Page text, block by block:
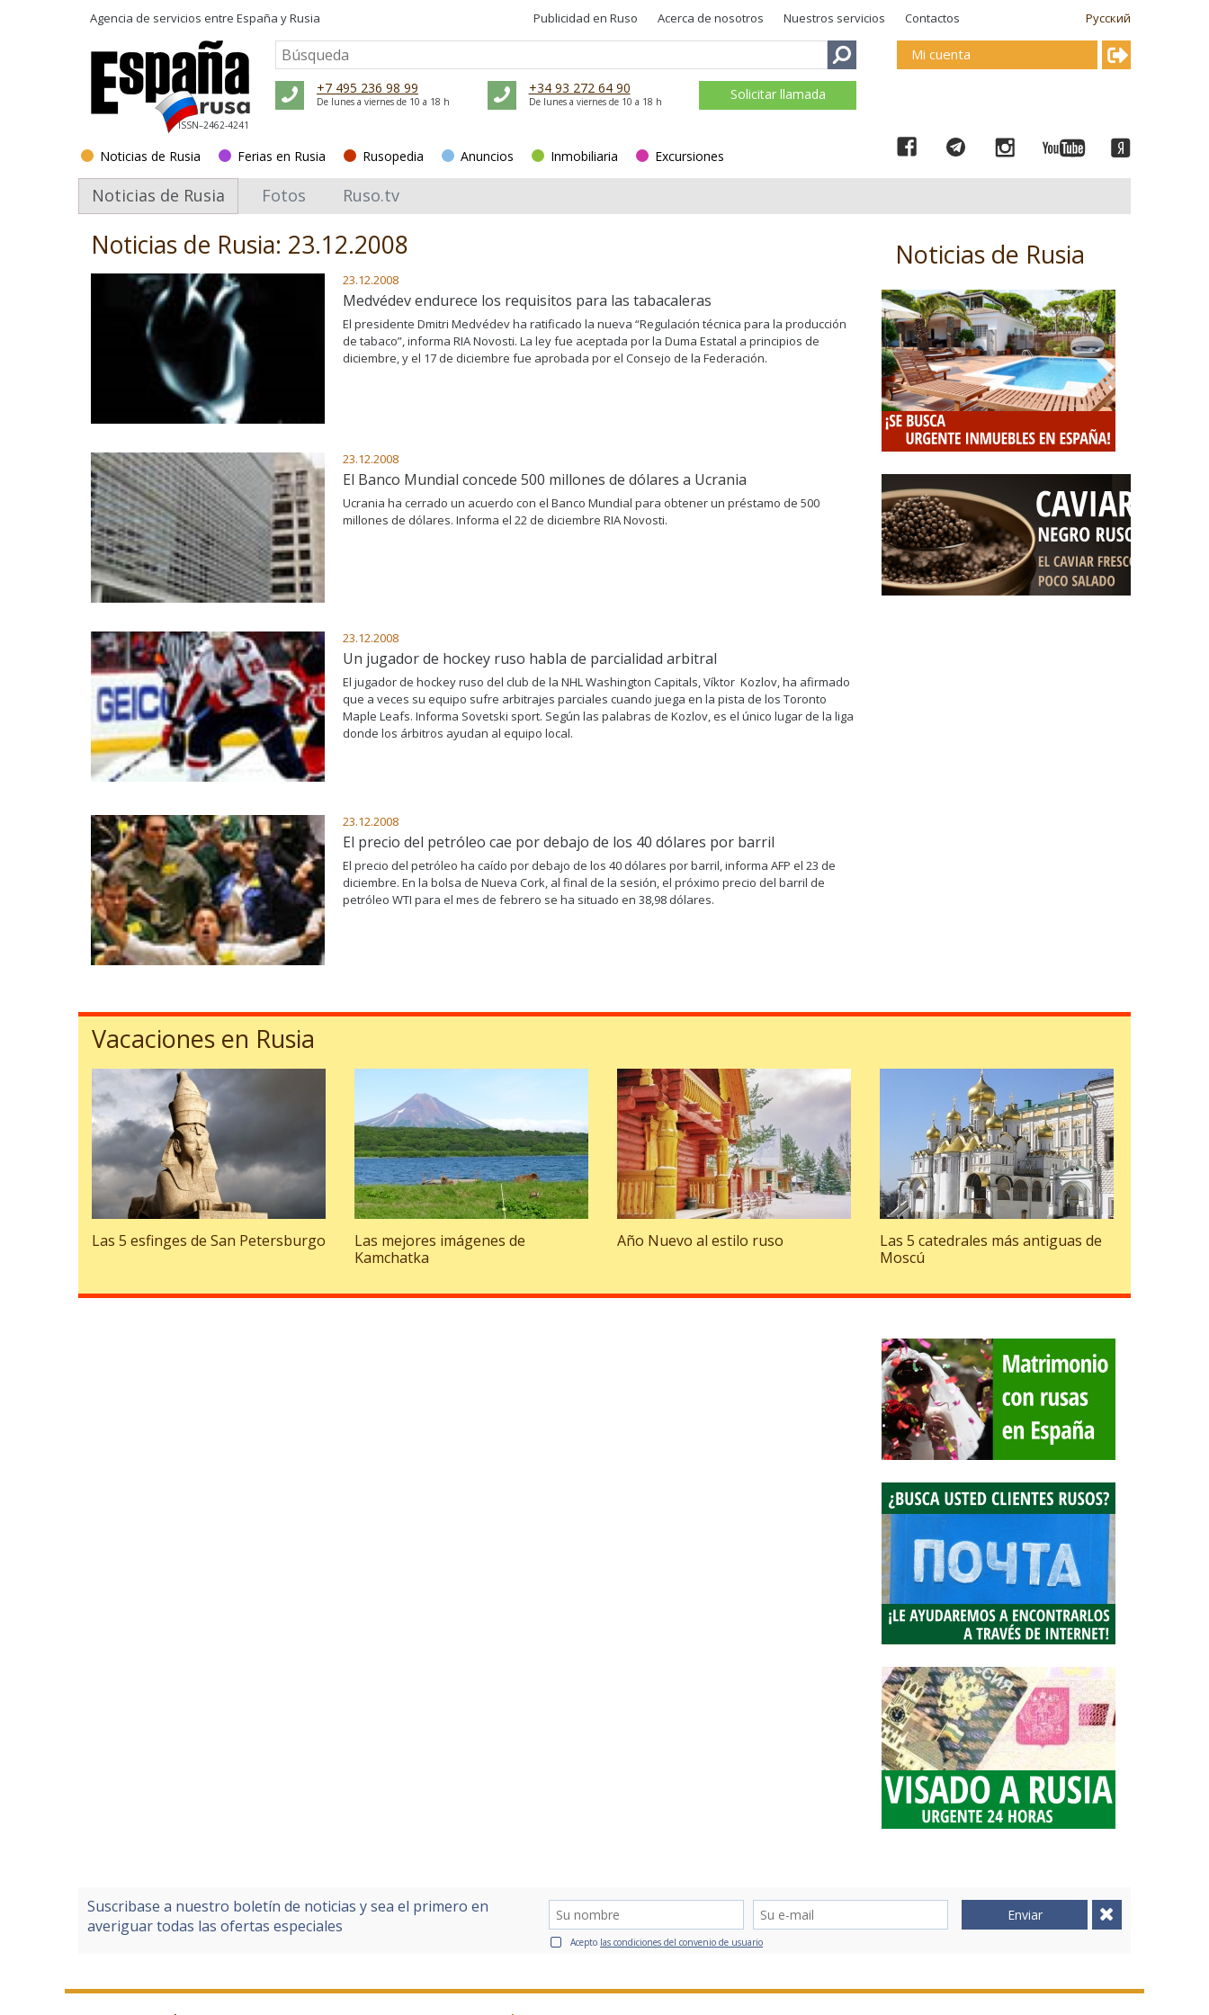
Agencia de servicios entre España y Rusia Русский
Publicidad en Ruso Acerca de nosotros Nuestros servicios Contactos
ISSN–2462-4241
+7 495 236 98 99
De lunes a viernes de 10 a 18 h
+34 93 272 64 90
De lunes a viernes de 10 a 18 h Solicitar llamada
Noticias de Rusia Ferias en Rusia Rusopedia Anuncios Inmobiliaria Excursiones
Mi cuenta
Noticias de Rusia Fotos Ruso.tv
Noticias de Rusia
Noticias de Rusia: 23.12.2008
23.12.2008
Medvédev endurece los requisitos para las tabacaleras
El presidente Dmitri Medvédev ha ratificado la nueva “Regulación técnica para la producción
de tabaco”, informa RIA Novosti. La ley fue aceptada por la Duma Estatal a principios de
diciembre, y el 17 de diciembre fue aprobada por el Consejo de la Federación.
23.12.2008
El Banco Mundial concede 500 millones de dólares a Ucrania
Ucrania ha cerrado un acuerdo con el Banco Mundial para obtener un préstamo de 500
millones de dólares. Informa el 22 de diciembre RIA Novosti.
23.12.2008
Un jugador de hockey ruso habla de parcialidad arbitral
El jugador de hockey ruso del club de la NHL Washington Capitals, Víktor Kozlov, ha afirmado
que a veces su equipo sufre arbitrajes parciales cuando juega en la pista de los Toronto
Maple Leafs. Informa Sovetski sport. Según las palabras de Kozlov, es el único lugar de la liga
donde los árbitros ayudan al equipo local.
23.12.2008
El precio del petróleo cae por debajo de los 40 dólares por barril
El precio del petróleo ha caído por debajo de los 40 dólares por barril, informa AFP el 23 de
diciembre. En la bolsa de Nueva Cork, al final de la sesión, el próximo precio del barril de
petróleo WTI para el mes de febrero se ha situado en 38,98 dólares.
Vacaciones en Rusia
Las 5 esfinges de San Petersburgo
Las mejores imágenes de
Kamchatka
Año Nuevo al estilo ruso
Las 5 catedrales más antiguas de
Moscú
Suscribase a nuestro boletín de noticias y sea el primero en
averiguar todas las ofertas especiales
Enviar
Acepto las condiciones del convenio de usuario